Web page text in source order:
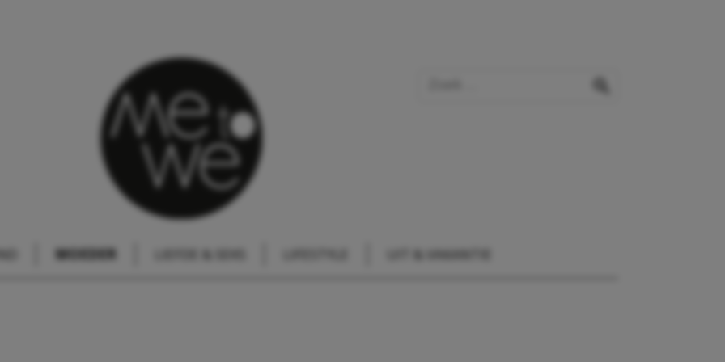
MOEDER LIEFDE & SEKS UIT & VAKANTIE